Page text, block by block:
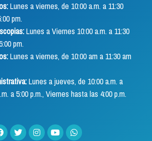
Lunes a viernes, de 10:00 a.m. a 11:30
pm.
Lunes a Viernes 10:00 a.m. a 11:30
pm.
Lunes a viernes, de 10:00 am a 11:30 am
Lunes a jueves, de 10:00 a.m. a
a 5:00 p.m., Viernes hasta las 4:00 p.m.